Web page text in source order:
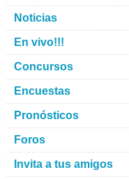
Noticias
En vivo!!!
Concursos
Encuestas
Pronósticos
Foros
Invita a tus amigos